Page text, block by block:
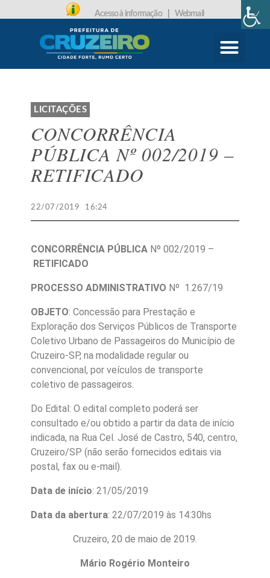
Acesso à informação Webmail
LICITAÇÕES
CONCORRÊNCIA
PÚBLICA Nº 002/2019 –
RETIFICADO
22/07/2019 16:24
CONCORRÊNCIA PÚBLICA Nº 002/2019 –
RETIFICADO
PROCESSO ADMINISTRATIVO Nº 1.267/19
OBJETO: Concessão para Prestação e
Exploração dos Serviços Públicos de Transporte
Coletivo Urbano de Passageiros do Município de
Cruzeiro-SP, na modalidade regular ou
convencional, por veículos de transporte
coletivo de passageiros.
Do Edital: O edital completo poderá ser
consultado e/ou obtido a partir da data de início
indicada, na Rua Cel. José de Castro, 540, centro,
Cruzeiro/SP (não serão fornecidos editais via
postal, fax ou e-mail).
Data de início: 21/05/2019
Data da abertura: 22/07/2019 às 14:30hs
Cruzeiro, 20 de maio de 2019.
Mário Rogério Monteiro